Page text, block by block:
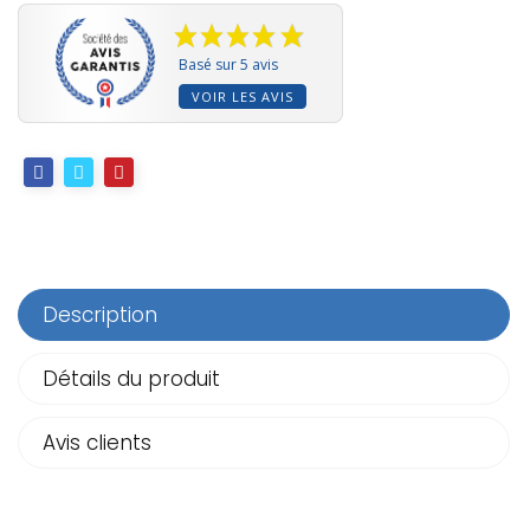
Basé sur 5 avis
VOIR LES AVIS
Description
Détails du produit
Avis clients